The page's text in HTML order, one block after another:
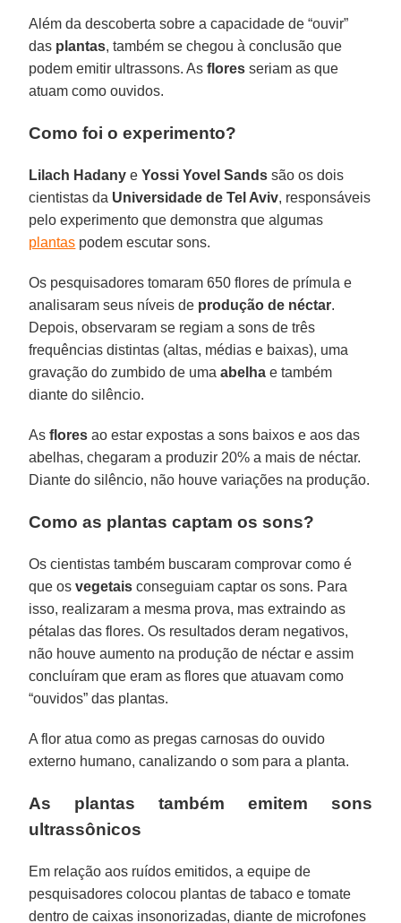
Além da descoberta sobre a capacidade de “ouvir”
das plantas, também se chegou à conclusão que
podem emitir ultrassons. Asflores seriam as que
atuam como ouvidos.
Como foi o experimento?
Lilach Hadany eYossi Yovel Sands são os dois
cientistas da Universidade de Tel Aviv, responsáveis
pelo experimento que demonstra que algumas
plantas podem escutar sons.
Os pesquisadores tomaram 650 flores de prímula e
analisaram seus níveis de produção de néctar.
Depois, observaram se regiam a sons de três
frequências distintas (altas, médias e baixas), uma
gravação do zumbido de umaabelhae também
diante do silêncio.
Asflores ao estar expostas a sons baixos e aos das
abelhas, chegaram a produzir 20% a mais de néctar.
Diante do silêncio, não houve variações na produção.
Como as plantas captam os sons?
Os cientistas também buscaram comprovar como é
que osvegetais conseguiam captar os sons. Para
isso, realizaram a mesma prova, mas extraindo as
pétalas das flores. Os resultados deram negativos,
não houve aumento na produção de néctar e assim
concluíram que eram as flores que atuavam como
“ouvidos” das plantas.
A flor atua como as pregas carnosas do ouvido
externo humano, canalizando o som para a planta.
As plantas também emitem sons
ultrassônicos
Em relação aos ruídos emitidos, a equipe de
pesquisadores colocou plantas de tabaco e tomate
dentro de caixas insonorizadas, diante de microfones